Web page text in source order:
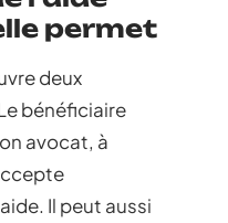
permet
deux
bénéficiaire
avocat, à
Il peut aussi